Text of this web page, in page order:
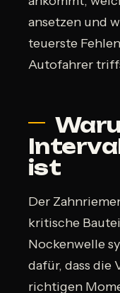
ansetzen und
teuerste
Autofahrer
ist
Der
kritische
Nockenwelle
dafür, dass die
richtigen